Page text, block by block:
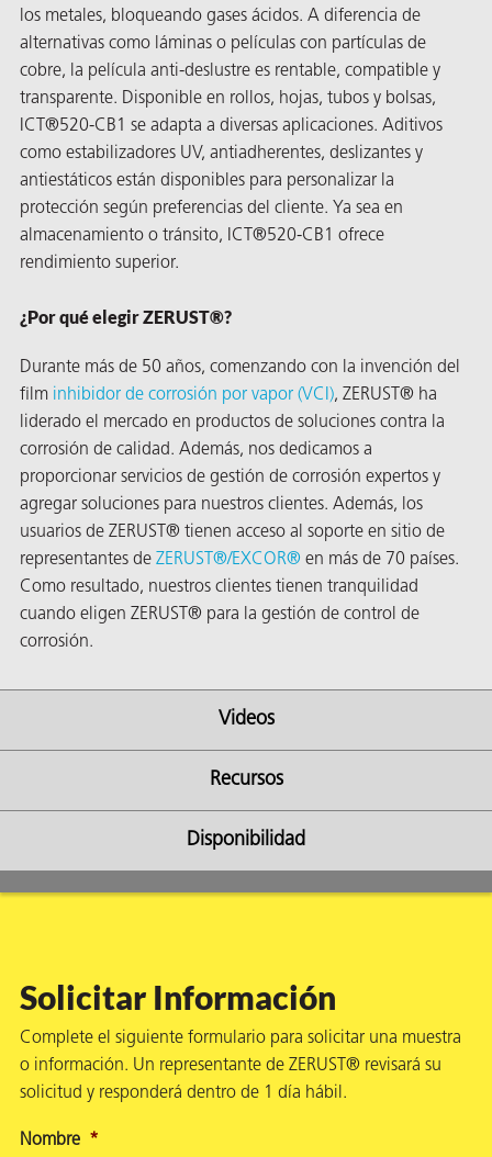
los metales, bloqueando gases ácidos. A diferencia de
alternativas como láminas o películas con partículas de
cobre, la película anti-deslustre es rentable, compatible y
transparente. Disponible en rollos, hojas, tubos y bolsas,
ICT®520-CB1 se adapta a diversas aplicaciones. Aditivos
como estabilizadores UV, antiadherentes, deslizantes y
antiestáticos están disponibles para personalizar la
protección según preferencias del cliente. Ya sea en
almacenamiento o tránsito, ICT®520-CB1 ofrece
rendimiento superior.
¿Por qué elegir ZERUST®?
Durante más de 50 años, comenzando con la invención del
film inhibidor de corrosión por vapor (VCI), ZERUST® ha
liderado el mercado en productos de soluciones contra la
corrosión de calidad. Además, nos dedicamos a
proporcionar servicios de gestión de corrosión expertos y
agregar soluciones para nuestros clientes. Además, los
usuarios de ZERUST® tienen acceso al soporte en sitio de
representantes de ZERUST®/EXCOR® en más de 70 países.
Como resultado, nuestros clientes tienen tranquilidad
cuando eligen ZERUST® para la gestión de control de
corrosión.
Videos
Recursos
Disponibilidad
Solicitar Información
Complete el siguiente formulario para solicitar una muestra
o información. Un representante de ZERUST® revisará su
solicitud y responderá dentro de 1 día hábil.
Nombre *